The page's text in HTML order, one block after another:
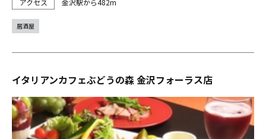
金沢駅から482m
居酒屋
イタリアンカフェぶどうの森 金沢フォーラス店